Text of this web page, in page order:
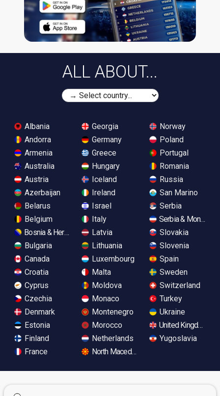
ALL ABOUT...
Albania
Andorra
Armenia
Australia
Austria
Azerbaijan
Belarus
Belgium
Bosnia & Herzegovina
Bulgaria
Canada
Croatia
Cyprus
Czechia
Denmark
Estonia
Finland
France
Georgia
Germany
Greece
Hungary
Iceland
Ireland
Israel
Italy
Latvia
Lithuania
Luxembourg
Malta
Moldova
Monaco
Montenegro
Morocco
Netherlands
North Macedonia
Norway
Poland
Portugal
Romania
Russia
San Marino
Serbia
Serbia &
Slovakia
Slovenia
Spain
Sweden
Switzerland
Turkey
Ukraine
United Kingdom
Yugoslavia